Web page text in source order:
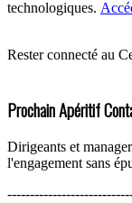
technologiques.
Rester connecté au
Prochain Apéritif
Dirigeants et
l'engagement sans